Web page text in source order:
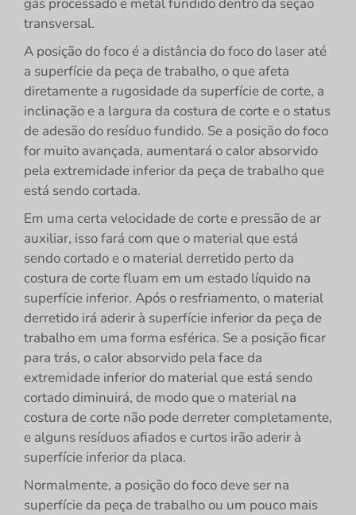
transversal.
A posição do foco é a distância do foco do laser até
a superfície da peça de trabalho, o que afeta
diretamente a rugosidade da superfície de corte, a
inclinação e a largura da costura de corte e o status
de adesão do resíduo fundido. Se a posição do foco
for muito avançada, aumentará o calor absorvido
pela extremidade inferior da peça de trabalho que
está sendo cortada.
Em uma certa velocidade de corte e pressão de ar
auxiliar, isso fará com que o material que está
sendo cortado e o material derretido perto da
costura de corte fluam em um estado líquido na
superfície inferior. Após o resfriamento, o material
derretido irá aderir à superfície inferior da peça de
trabalho em uma forma esférica. Se a posição ficar
para trás, o calor absorvido pela face da
extremidade inferior do material que está sendo
cortado diminuirá, de modo que o material na
costura de corte não pode derreter completamente,
e alguns resíduos afiados e curtos irão aderir à
superfície inferior da placa.
Normalmente, a posição do foco deve ser na
superfície da peça de trabalho ou um pouco mais